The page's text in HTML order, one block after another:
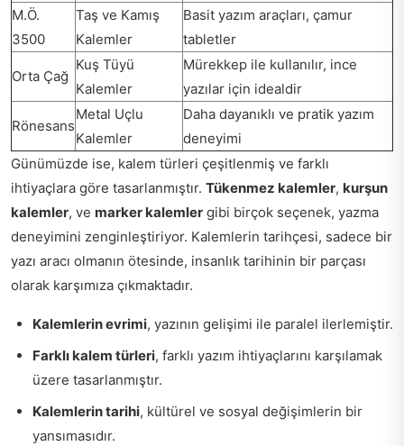
M.Ö.
3500
Taş ve Kamış
Kalemler
Basit yazım araçları, çamur
tabletler
Orta Çağ
Kuş Tüyü
Kalemler
Mürekkep ile kullanılır, ince
yazılar için idealdir
Rönesans
Metal Uçlu
Kalemler
Daha dayanıklı ve pratik yazım
deneyimi
Günümüzde ise, kalem türleri çeşitlenmiş ve farklı
ihtiyaçlara göre tasarlanmıştır. Tükenmez kalemler, kurşun
kalemler, ve marker kalemler gibi birçok seçenek, yazma
deneyimini zenginleştiriyor. Kalemlerin tarihçesi, sadece bir
yazı aracı olmanın ötesinde, insanlık tarihinin bir parçası
olarak karşımıza çıkmaktadır.
Kalemlerin evrimi, yazının gelişimi ile paralel ilerlemiştir.
Farklı kalem türleri, farklı yazım ihtiyaçlarını karşılamak
üzere tasarlanmıştır.
Kalemlerin tarihi, kültürel ve sosyal değişimlerin bir
yansımasıdır.